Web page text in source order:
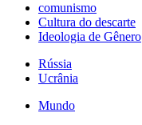
comunismo
Cultura do descarte
Ideologia de Gênero
Rússia
Ucrânia
Mundo